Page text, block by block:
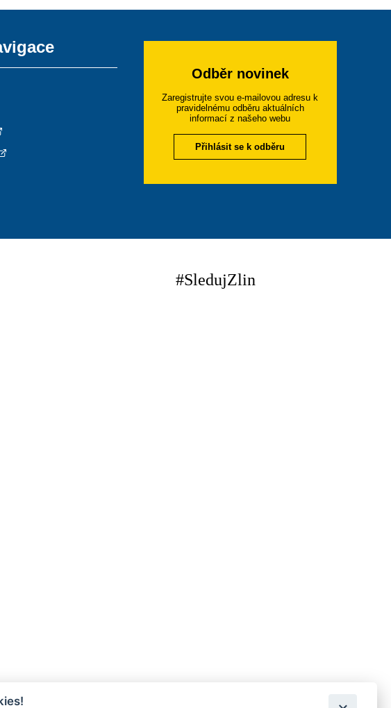
Odběr novinek
Zaregistrujte svou e-mailovou adresu k
pravidelnému odběru aktuálních
informací z našeho webu
Přihlásit se k odběru
#SledujZlin